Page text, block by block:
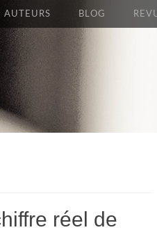
AUTEURS BLOG
réel de